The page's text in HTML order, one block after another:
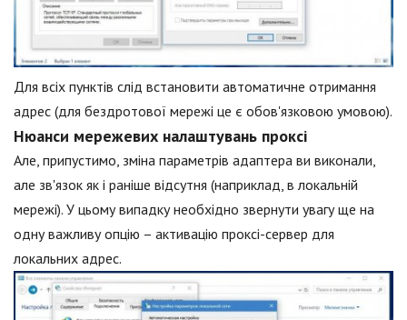
Для всіх пунктів слід встановити автоматичне отримання
адрес (для бездротової мережі це є обов'язковою умовою).
Нюанси мережевих налаштувань проксі
Але, припустимо, зміна параметрів адаптера ви виконали,
але зв'язок як і раніше відсутня (наприклад, в локальній
мережі). У цьому випадку необхідно звернути увагу ще на
одну важливу опцію – активацію проксі-сервер для
локальних адрес.